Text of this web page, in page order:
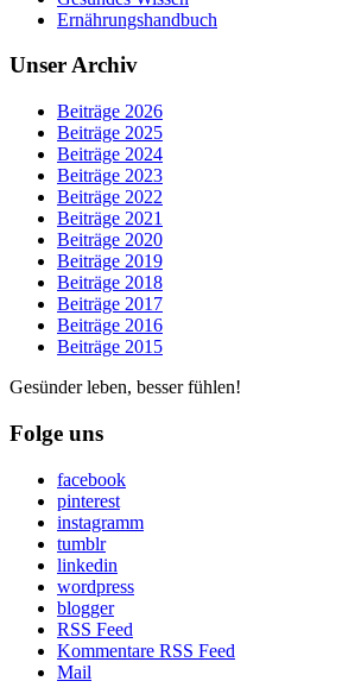
Ernährungshandbuch
Unser Archiv
Beiträge 2026
Beiträge 2025
Beiträge 2024
Beiträge 2023
Beiträge 2022
Beiträge 2021
Beiträge 2020
Beiträge 2019
Beiträge 2018
Beiträge 2017
Beiträge 2016
Beiträge 2015
Gesünder leben, besser fühlen!
Folge uns
facebook
pinterest
instagramm
tumblr
linkedin
wordpress
blogger
RSS Feed
Kommentare RSS Feed
Mail